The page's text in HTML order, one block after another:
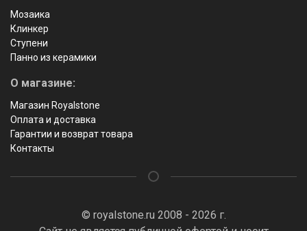
Мозаика
Клинкер
Ступени
Панно из керамики
О магазине:
Магазин Royalstone
Оплата и доставка
Гарантии и возврат товара
Контакты
© royalstone.ru 2008 - 2026 г.